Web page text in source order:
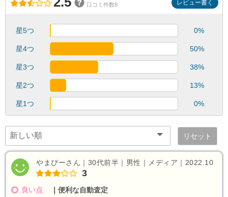
口コミ件数8 レビュー書く
星5つ 0%
星4つ 50%
星3つ 38%
星2つ 13%
星1つ 0%
リセット
やまぴーさん｜30代前半｜男性｜メディア｜2022.10
3
良い点
便利な自動査定